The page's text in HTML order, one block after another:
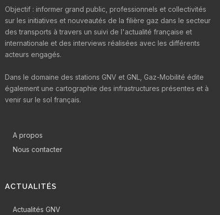
Objectif : informer grand public, professionnels et collectivités
sur les initiatives et nouveautés de la filière gaz dans le secteur
des transports à travers un suivi de l'actualité française et
internationale et des interviews réalisées avec les différents
acteurs engagés.
Dans le domaine des stations GNV et GNL, Gaz-Mobilité édite
également une cartographie des infrastructures présentes et à
venir sur le sol français.
A propos
Nous contacter
ACTUALITÉS
Actualités GNV